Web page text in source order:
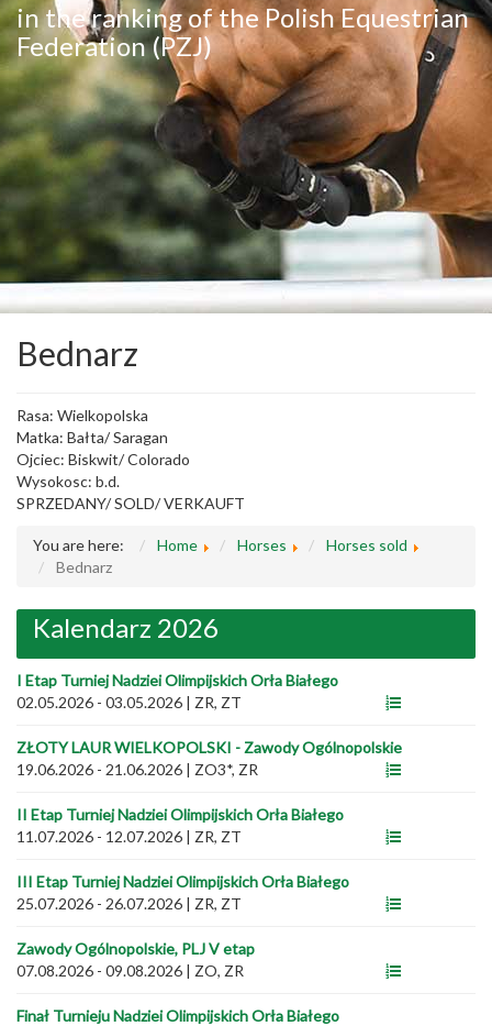
in the ranking of the Polish Equestrian
Federation (PZJ)
Bednarz
Rasa: Wielkopolska
Matka: Bałta/ Saragan
Ojciec: Biskwit/ Colorado
Wysokosc: b.d.
SPRZEDANY/ SOLD/ VERKAUFT
You are here: Home Horses
Horses sold
Bednarz
Kalendarz 2026
I Etap Turniej Nadziei Olimpijskich Orła Białego
02.05.2026 - 03.05.2026 | ZR, ZT
ZŁOTY LAUR WIELKOPOLSKI - Zawody Ogólnopolskie
19.06.2026 - 21.06.2026 | ZO3*, ZR
II Etap Turniej Nadziei Olimpijskich Orła Białego
11.07.2026 - 12.07.2026 | ZR, ZT
III Etap Turniej Nadziei Olimpijskich Orła Białego
25.07.2026 - 26.07.2026 | ZR, ZT
Zawody Ogólnopolskie, PLJ V etap
07.08.2026 - 09.08.2026 | ZO, ZR
Finał Turnieju Nadziei Olimpijskich Orła Białego